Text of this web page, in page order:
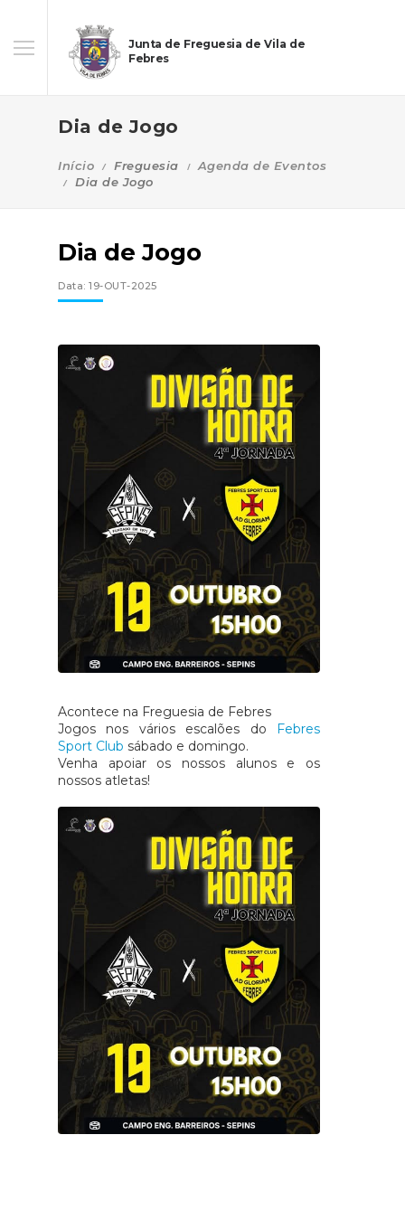
Junta de Freguesia de Vila de
Febres
Dia de Jogo
Início Freguesia
Agenda de Eventos
Dia de Jogo
Dia de Jogo
Data: 19-OUT-2025
Acontece na Freguesia de Febres
Jogos nos vários escalões do Febres
Sport Club sábado e domingo.
Venha apoiar os nossos alunos e os
nossos atletas!